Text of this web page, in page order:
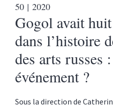
50 | 2020
Gogol avait
dans l’histoire
des arts russes
événement ?
Sous la direction de